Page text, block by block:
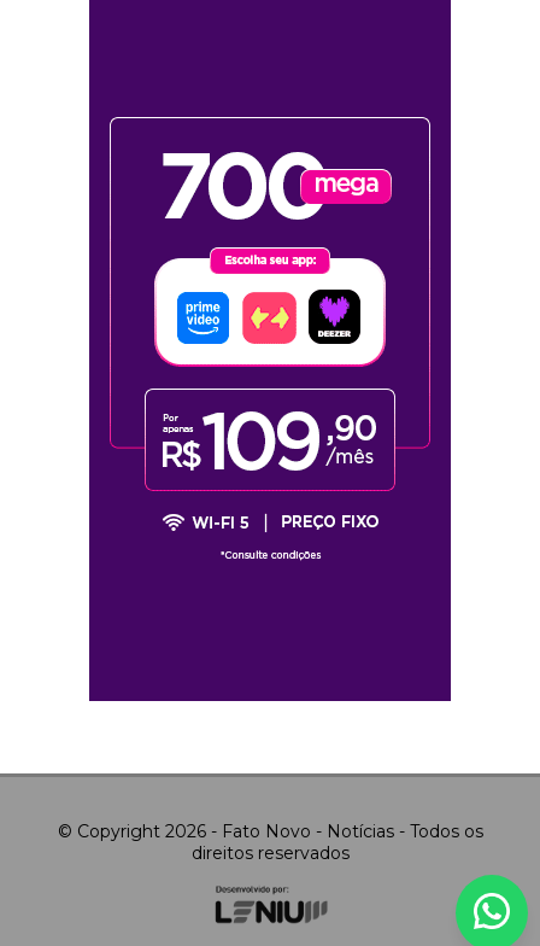
© Copyright 2026 - Fato Novo - Notícias - Todos os
direitos reservados